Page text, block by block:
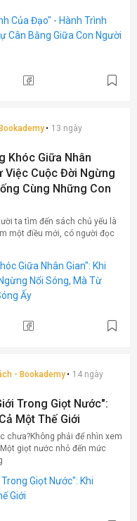
13 ngày
Khóc Giữa Nhân
Việc Cuộc Đời Ngừng
Cùng Những Con
ta tìm đến sách chủ yếu là
một điều mới, có người đọc
- Bookademy
14 ngày
Trong Giọt Nước":
Một Thế Giới
chưa?Không phải để nhìn xem
giọt nước nhỏ đến mức